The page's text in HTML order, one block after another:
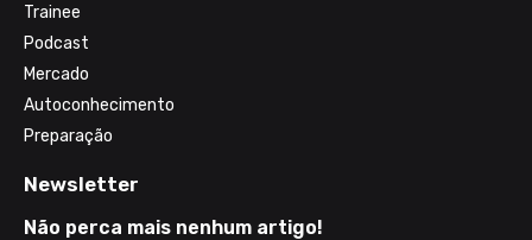
Trainee
Podcast
Mercado
Autoconhecimento
Preparação
Newsletter
Não perca mais nenhum artigo!